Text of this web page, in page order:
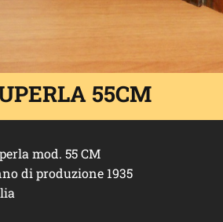
55CM
mod. 55 CM
di produzione 1935